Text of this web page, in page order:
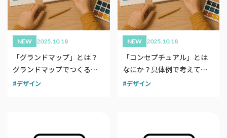
NEW 2025.10.18
「グランドマップ」とは？
グランドマップでつくるブ
ランドデザイン
デザイン
NEW 2025.10.18
「コンセプチュアル」とは
なにか？具体例で考えてみ
るデザイン